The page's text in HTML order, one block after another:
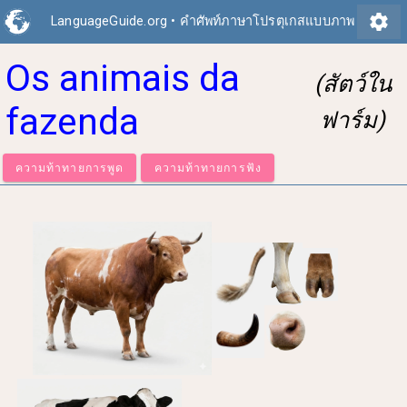
LanguageGuide.org • คำศัพท์ภาษาโปรตุเกสแบบภาพ settings
Os animais da
fazenda
(สัตว์ใน
ฟาร์ม)